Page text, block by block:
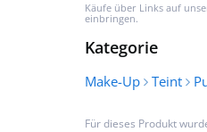
Käufe über Links auf
einbringen.
Kategorie
Make-Up Teint
Für dieses Produkt